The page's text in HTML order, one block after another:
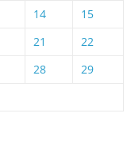
14
15
21
22
28
29